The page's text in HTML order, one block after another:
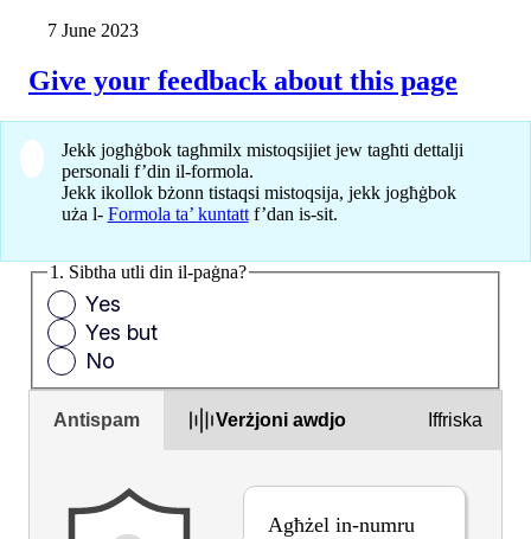
7 June 2023
Give your feedback about this page
Jekk jogħġbok tagħmilx mistoqsijiet jew tagħti dettalji
personali f’din il-formola.
Jekk ikollok bżonn tistaqsi mistoqsija, jekk jogħġbok
uża l- Formola ta’ kuntattf’dan is-sit.
1. Sibtha utli din il-paġna?
Yes
Yes but
No
Antispam Verżjoni awdjo
Agħżel in-numru
Iffriska